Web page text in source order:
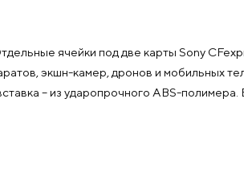
ячейки под две карты Sony
экшн-камер, дронов и мобильных
– из ударопрочного ABS-